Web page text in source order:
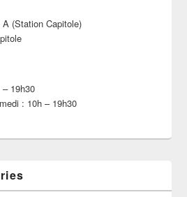
A (Station Capitole)
19h30
: 10h – 19h30